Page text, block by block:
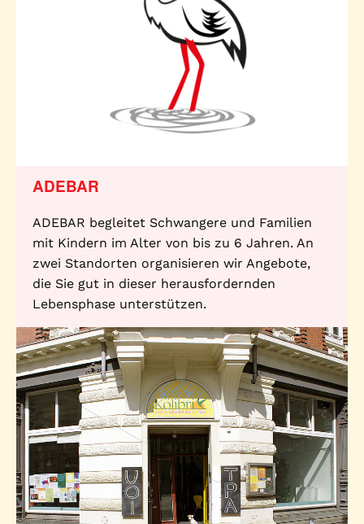
ADEBAR
ADEBAR begleitet Schwangere und Familien
mit Kindern im Alter von bis zu 6 Jahren. An
zwei Standorten organisieren wir Angebote,
die Sie gut in dieser herausfordernden
Lebensphase unterstützen.